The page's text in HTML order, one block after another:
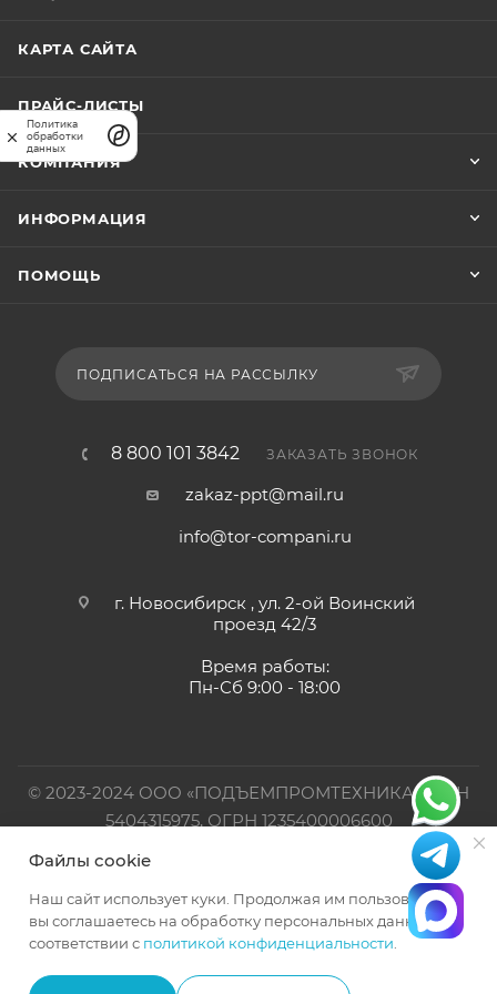
КАРТА САЙТА
ПРАЙС-ЛИСТЫ
КОМПАНИЯ
ИНФОРМАЦИЯ
ПОМОЩЬ
ПОДПИСАТЬСЯ НА РАССЫЛКУ
8 800 101 3842 ЗАКАЗАТЬ ЗВОНОК
zakaz-ppt@mail.ru
info@tor-compani.ru
г. Новосибирск , ул. 2-ой Воинский
проезд 42/3
Время работы:
Пн-Сб 9:00 - 18:00
© 2023-2024 ООО «ПОДЪЕМПРОМТЕХНИКА». ИНН
5404315975, ОГРН 1235400006600
Официальный представитель TOR INDUSTRIES
Файлы cookie
Наш сайт использует куки. Продолжая им пользоваться,
вы соглашаетесь на обработку персональных данных в
соответствии с политикой конфиденциальности
Политика
обработки
данных